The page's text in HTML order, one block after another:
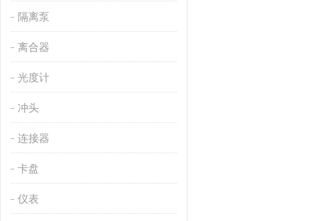
隔离泵
离合器
光度计
冲头
连接器
卡盘
仪表